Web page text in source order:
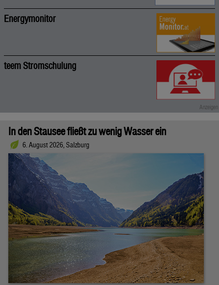
Energymonitor
teem Stromschulung
In den Stausee fließt zu wenig Wasser ein
6. August 2026, Salzburg